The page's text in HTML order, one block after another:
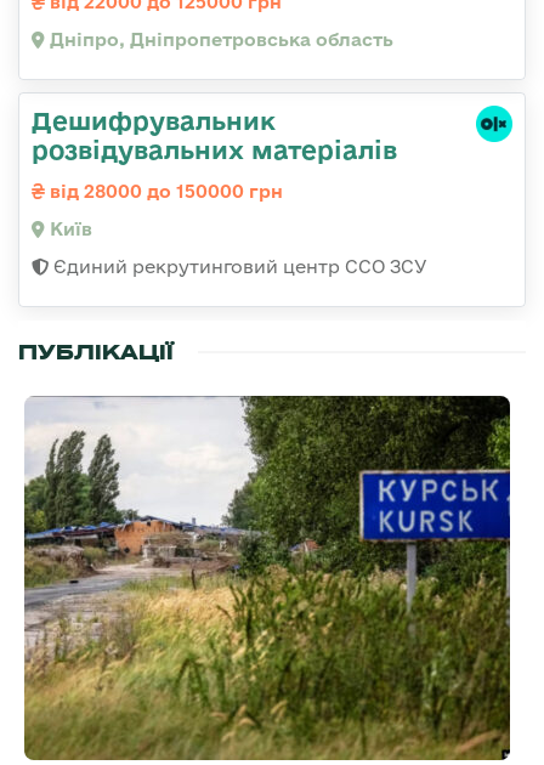
Дніпро, Дніпропетровська область
Дешифрувальник
розвідувальних матеріалів
від 28000 до 150000 грн
Київ
Єдиний рекрутинговий центр ССО ЗСУ
ПУБЛІКАЦІЇ